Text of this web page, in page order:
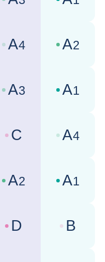
国家风险评级 : 商业环境评级
国家风险评级 :
A4 商业环境评级
A2
国家风险评级 :
A3 商业环境评级
A1
国家风险评级 :
C 商业环境评级
A4
国家风险评级 :
A2 商业环境评级
A1
国家风险评级 :
D 商业环境评级
B